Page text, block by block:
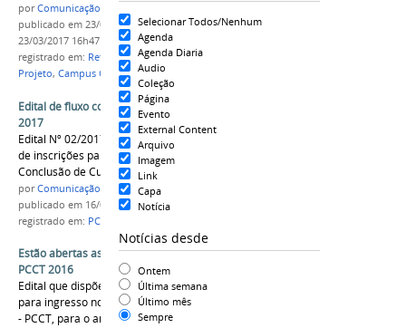
Selecionar Todos/Nenhum
Agenda
Agenda Diaria
Audio
Coleção
Página
Evento
External Content
Arquivo
Imagem
Link
Capa
Notícia
Notícias desde
Ontem
Última semana
Último mês
Sempre
porComunicação COARI
publicado em 23/03/2017—última modificaçãoem
23/03/2017 16h47
registrado em: Retificação,Edital 02,Edital 04
Projeto, Campus Coari,2017
Edital de fluxo contínuo para ingresso no PCCT
2017
Edital Nº 02/2017 que dispõe sobre a abertura
de inscrições para ingresso no Projeto de
Conclusão de Curso - PCCT, para o ano de 2017.
porComunicação COARI
publicado em 16/03/2017
registrado em: PCCT
Estão abertas as inscrições para ingresso no
PCCT 2016
Edital que dispõe sobre a abertura de inscrições
para ingresso no Projeto de Conclusão de Curso
- PCCT, para o ano de 2016.